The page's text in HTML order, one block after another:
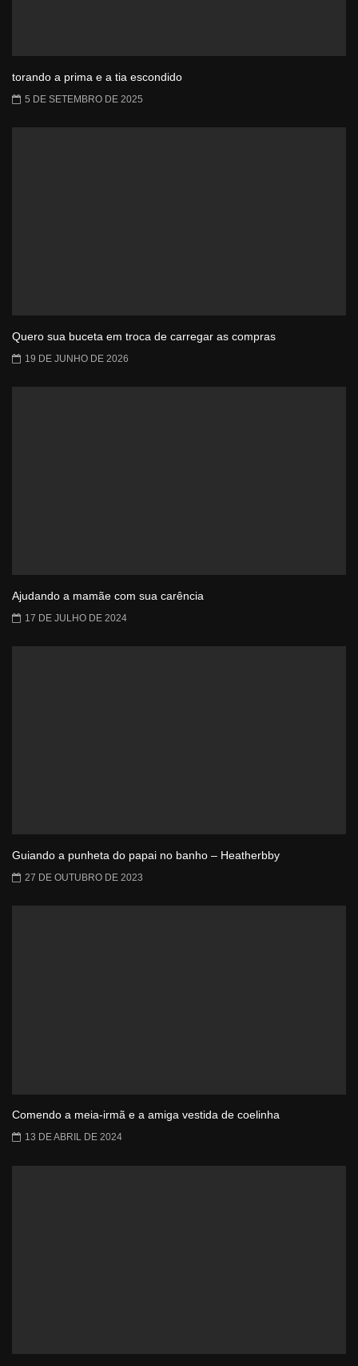
torando a prima e a tia escondido
5 DE SETEMBRO DE 2025
Quero sua buceta em troca de carregar as compras
19 DE JUNHO DE 2026
Ajudando a mamãe com sua carência
17 DE JULHO DE 2024
Guiando a punheta do papai no banho – Heatherbby
27 DE OUTUBRO DE 2023
Comendo a meia-irmã e a amiga vestida de coelinha
13 DE ABRIL DE 2024